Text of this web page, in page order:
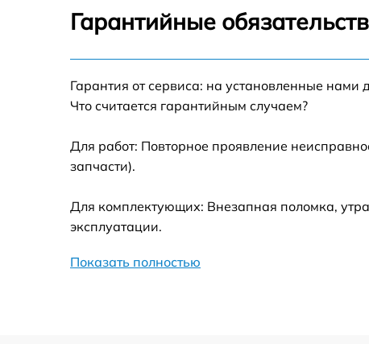
пылесос
Водонагреватель
Вытяжка
Блендер
Ремонт
Замена сенсора
Гарантийные
Гарантия от сервиса: на установленные нами
Что считается гарантийным случаем?
Для работ: Повторное проявление
запчасти).
Для комплектующих: Внезапная поломка,
эксплуатации.
Показать полностью